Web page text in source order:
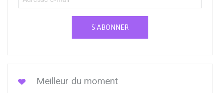
S'ABONNER
Meilleur du moment